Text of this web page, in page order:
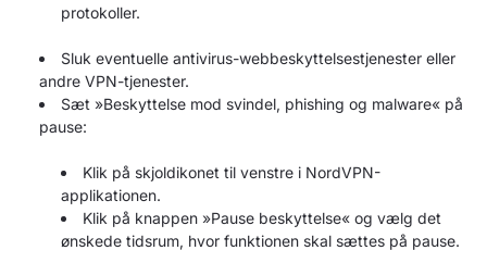
protokoller.
Sluk eventuelle antivirus-webbeskyttelsestjenester eller
andre VPN-tjenester.
Sæt »Beskyttelse mod svindel, phishing og malware« på
pause:
Klik på skjoldikonet til venstre i NordVPN-
applikationen.
Klik på knappen »Pause beskyttelse« og vælg det
ønskede tidsrum, hvor funktionen skal sættes på pause.